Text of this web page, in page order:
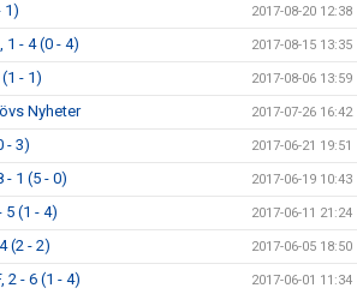
1) 2017-08-20 12:38
1 - 4 (0 - 4) 2017-08-15 13:35
- 1) 2017-08-06 13:59
Nyheter 2017-07-26 16:42
- 3) 2017-06-21 19:51
- 1 (5 - 0) 2017-06-19 10:43
5 (1 - 4) 2017-06-11 21:24
(2 - 2) 2017-06-05 18:50
2 - 6 (1 - 4) 2017-06-01 11:34